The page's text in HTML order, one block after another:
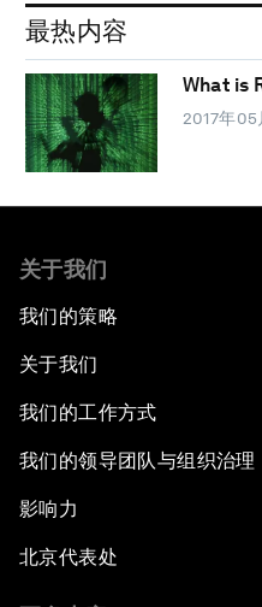
最热内容
What is
2017年05
关于我们
我们的策略
关于我们
我们的工作方式
我们的领导团队与组织治理
影响力
北京代表处